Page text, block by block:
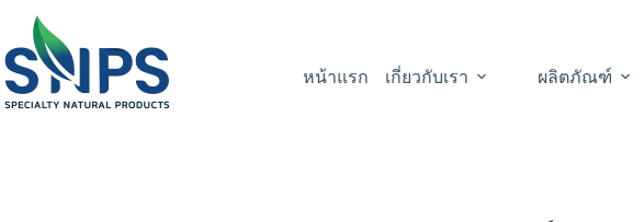
หน้าแรก เกี่ยวกับเรา ผลิตภัณฑ์